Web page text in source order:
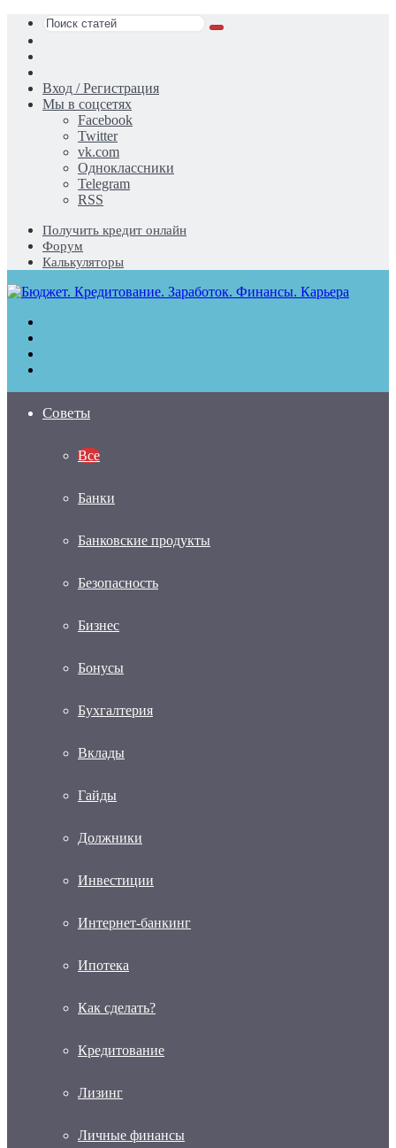
Поиск
статья
Вход / Регистрация
Мы в соцсетях
Facebook
Twitter
vk.com
Одноклассники
Telegram
RSS
Получить кредит онлайн
Форум
Калькуляторы
Советы
Все
Банки
Банковские продукты
Безопасность
Бизнес
Бонусы
Бухгалтерия
Вклады
Гайды
Должники
Инвестиции
Интернет-банкинг
Ипотека
Как сделать?
Кредитование
Лизинг
Личные финансы